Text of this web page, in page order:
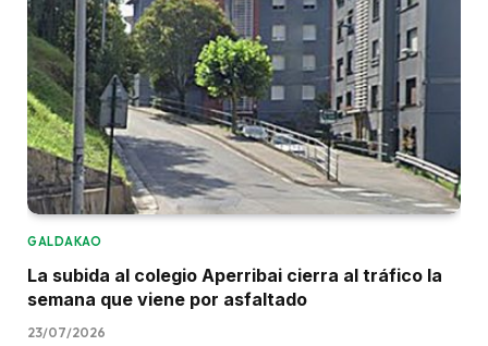
GALDAKAO
La subida al colegio Aperribai cierra al tráfico la
semana que viene por asfaltado
23/07/2026